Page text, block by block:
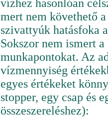
vízhez hasonlóan
mert nem követhető
szivattyúk hatásfoka
Sokszor nem ismert
munkapontokat. Az
vízmennyiség
egyes értékeket
stopper, egy csap és
összeszereléshez):